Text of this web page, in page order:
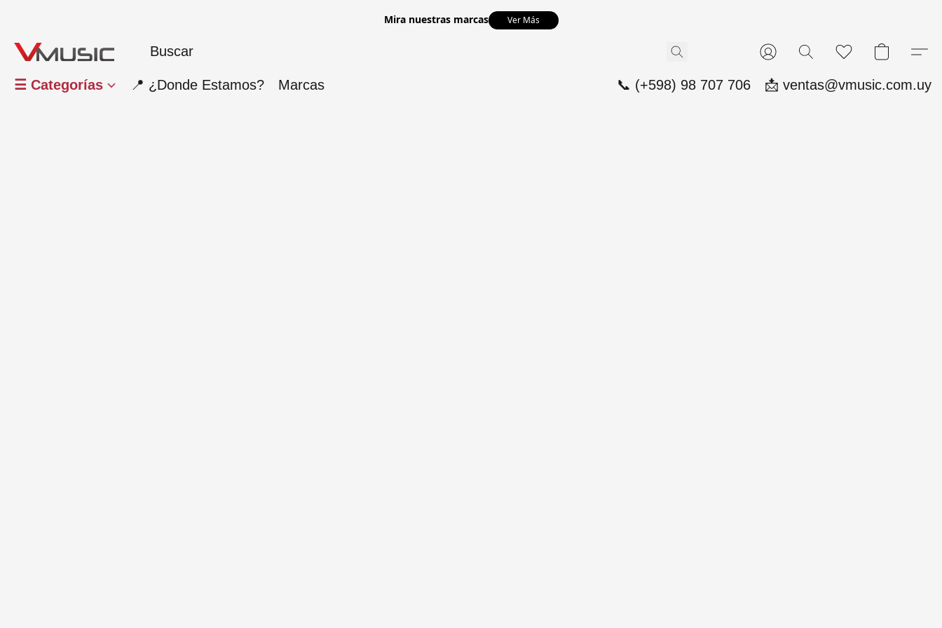
Mira nuestras marcas Ver Más
☰ Categorías 📍 ¿Donde Estamos? Marcas 📞 (+598) 98 707 706 📩 ventas@vmusic.com.uy